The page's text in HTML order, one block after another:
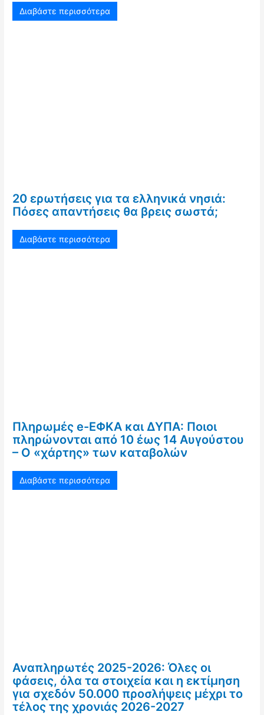
Διαβάστε περισσότερα
20 ερωτήσεις για τα ελληνικά νησιά:
Πόσες απαντήσεις θα βρεις σωστά;
Διαβάστε περισσότερα
Πληρωμές e-ΕΦΚΑ και ΔΥΠΑ: Ποιοι
πληρώνονται από 10 έως 14 Αυγούστου
– Ο «χάρτης» των καταβολών
Διαβάστε περισσότερα
Αναπληρωτές 2025-2026: Όλες οι
φάσεις, όλα τα στοιχεία και η εκτίμηση
για σχεδόν 50.000 προσλήψεις μέχρι το
τέλος της χρονιάς 2026-2027